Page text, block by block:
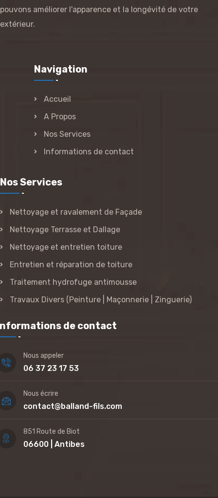
pouvons améliorer l'apparence et la longévité de votre
extérieur.
Navigation
Accueil
A Propos
Nos Services
Informations de contact
Nos Services
Nettoyage et ravalement de Façade
Nettoyage Terrasse et Dallage
Nettoyage et entretien toiture
Entretien et réparation de toiture
Traitement hydrofuge antimousse
Travaux Divers (Peinture | Maçonnerie | Zinguerie)
de contact
Nous appeler
06 37 23 17 53
Nous écrire
contact@balland-fils.com
851 Route de Biot
06600 | Antibes